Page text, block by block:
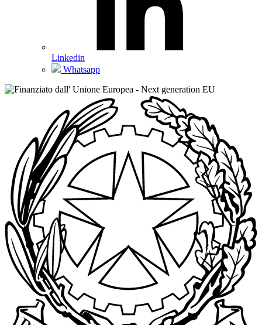
Linkedin
Whatsapp